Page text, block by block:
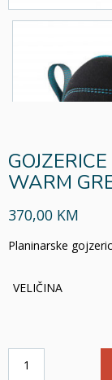
WARM
370,00 KM
Planinarske
VELIČINA
RAMBLER